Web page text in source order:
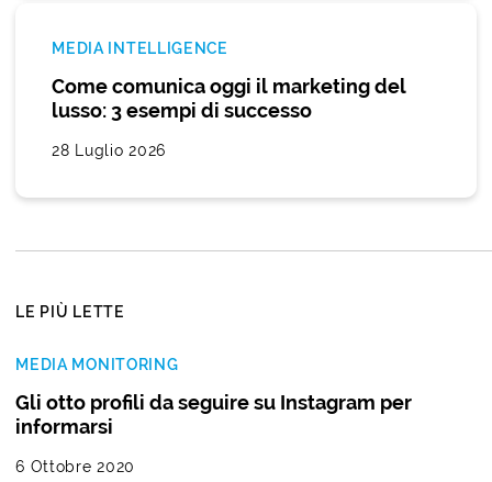
MEDIA INTELLIGENCE
Come comunica oggi il marketing del
lusso: 3 esempi di successo
28 Luglio 2026
LE PIÙ LETTE
MEDIA MONITORING
Gli otto profili da seguire su Instagram per
informarsi
6 Ottobre 2020